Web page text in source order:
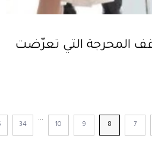
المحرجة التي تعرّضت
7
8
9
10
...
34